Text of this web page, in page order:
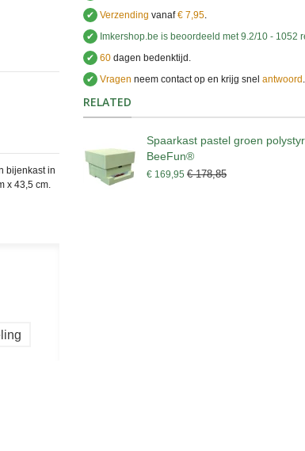
bijenkast in
x 43,5 cm.
✔ Verzending vanaf€ 7,95.
✔
Imkershop.be is beoordeeld met9.2/10 -1052
✔ 60dagen bedenktijd.
✔ Vragen neem contact op en krijg snel antwoord ..
RELATED
Spaarkast pastel groen
BeeFun®
€ 169,95 € 178,85